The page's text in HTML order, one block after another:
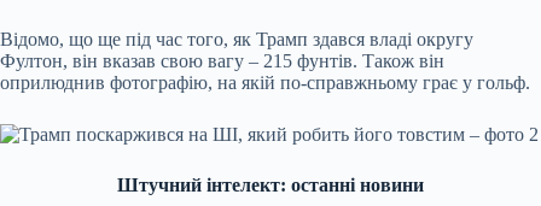
Відомо, що ще під час того, як Трамп здався владі округу
Фултон, він вказав свою вагу – 215 фунтів. Також він
оприлюднив фотографію, на якій по-справжньому грає у гольф.
Штучний інтелект: останні новини